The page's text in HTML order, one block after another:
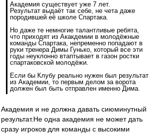
Академия существует уже 7 лет.
Результат выдаёт так себе, не чета даже
породившей её школе Спартака.
Но даже те немногие талантливые ребята,
что приходят из Акакдемии в молодёжные
команды Спартака, непременно попадают в
руки тренера Димы Гунько, который все эти
годы неуклонно втаптывает в газон ростки
спартаковской молодёжи.
Если бы Клубу реально нужен был результат
из Академии, то первым делом за ворота
должен был быть отправлен именно Дима.
Академия и не должна давать сиюминутный
результат.Не одна академия не может дать
сразу игроков для команды с высокими